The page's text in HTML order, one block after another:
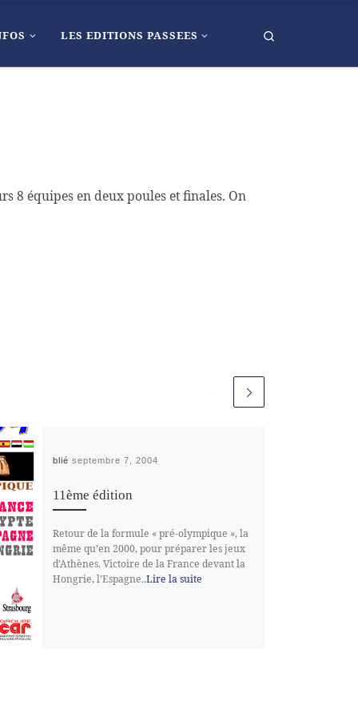
LES EDITIONS PASSEES
8 équipes en deux poules et finales. On
Publié septembre 7, 2004
11ème édition
Retour de la formule « pré-olympique », la
même qu’en 2000, pour préparer les jeux
d’Athènes. Victoire de la France devant la
Hongrie, l’Espagne..Lire la suite